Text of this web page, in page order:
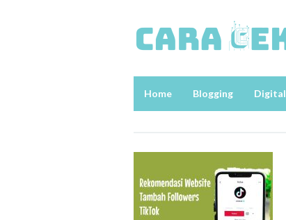
Home Blogging Digital